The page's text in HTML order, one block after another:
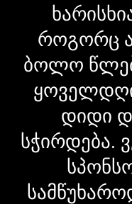
როგორც
ბოლო
დიდი
სჭირდება.